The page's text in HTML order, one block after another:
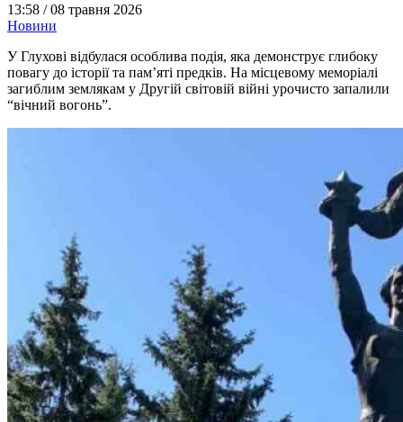
13:58 /08 травня 2026
Новини
У Глухові відбулася особлива подія, яка демонструє глибоку
повагу до історії та пам’яті предків. На місцевому меморіалі
загиблим землякам у Другій світовій війні урочисто запалили
“вічний вогонь”.